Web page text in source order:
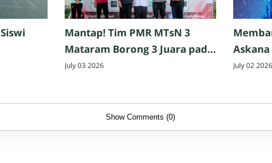
Mantap! Tim PMR MTsN 3
Mataram Borong 3 Juara pada
Kejuaraan PMR Laga Praja IV
July 03 2026
Nama
July 02 2026
Show Comments (0)